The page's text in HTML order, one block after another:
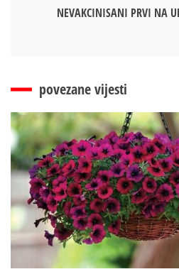
NEVAKCINISANI PRVI NA
povezane vijesti